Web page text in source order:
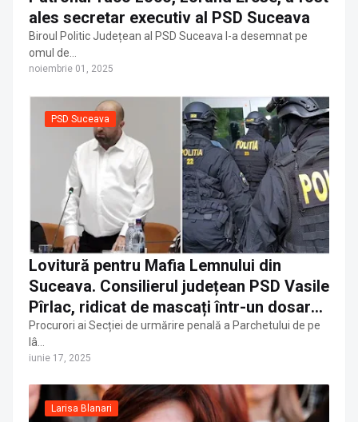
ales secretar executiv al PSD Suceava
Biroul Politic Județean al PSD Suceava l-a desemnat pe
omul de…
noiembrie 01, 2025
PSD Suceava
Lovitură pentru Mafia Lemnului din
Suceava. Consilierul județean PSD Vasile
Pîrlac, ridicat de mascați într-un dosar
cu prejudicii de 8,5 mil. lei
Procurori ai Secției de urmărire penală a Parchetului de pe
lâ…
iunie 17, 2025
Larisa Blanari